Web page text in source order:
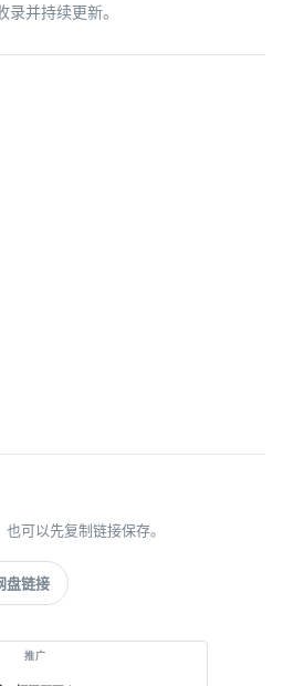
并持续更新。
可以先复制链接保存。
盘链接
推广